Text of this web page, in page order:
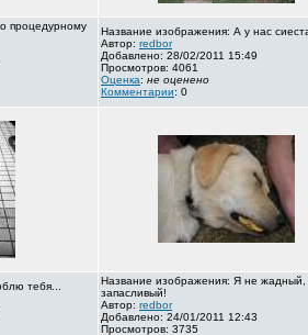
процедурному
Название изображения: А у нас
Автор: redbor
Добавлено: 28/02/2011 15:49
Просмотров: 4061
Оценка: не оценено
Комментарии: 0
тебя...
Название изображения: Я не жадный,
запасливый!
Автор: redbor
Добавлено: 24/01/2011 12:43
Просмотров: 3735